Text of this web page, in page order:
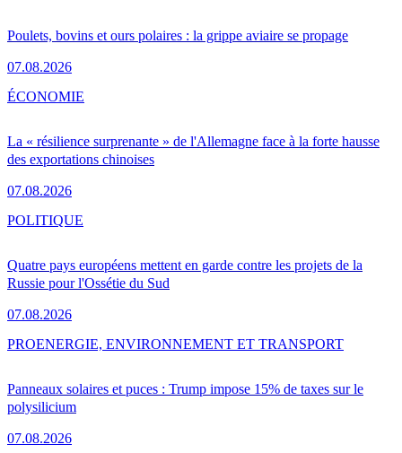
Poulets, bovins et ours polaires : la grippe aviaire se propage
07.08.2026
La « résilience surprenante » de l'Allemagne face à la forte hausse
des exportations chinoises
07.08.2026
ÉCONOMIE
Quatre pays européens mettent en garde contre les projets de la
Russie pour l'Ossétie du Sud
07.08.2026
POLITIQUE
Panneaux solaires et puces : Trump impose 15% de taxes sur le
polysilicium
07.08.2026
PROENERGIE, ENVIRONNEMENT ET TRANSPORT